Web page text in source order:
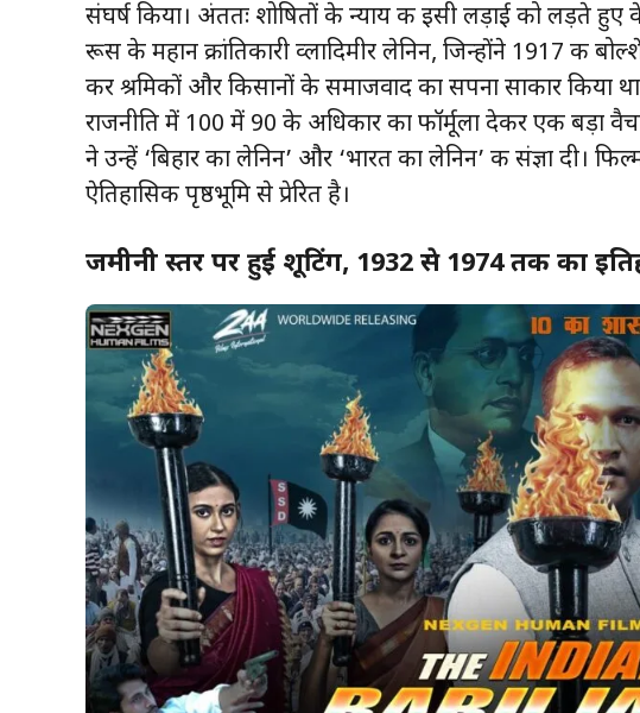
संघर्ष किया। अंततः शोषितों के न्याय की इसी लड़ाई को लड़ते हुए
रूस के महान क्रांतिकारी व्लादिमीर लेनिन, जिन्होंने 1917 की
कर श्रमिकों और किसानों के समाजवाद का सपना साकार किया
राजनीति में 100 में 90 के अधिकार का फॉर्मूला देकर एक बड़ा
ने उन्हें ‘बिहार का लेनिन’ और ‘भारत का लेनिन’ की संज्ञा दी।
ऐतिहासिक पृष्ठभूमि से प्रेरित है।
जमीनी स्तर पर हुई शूटिंग, 1932 से 1974 तक का